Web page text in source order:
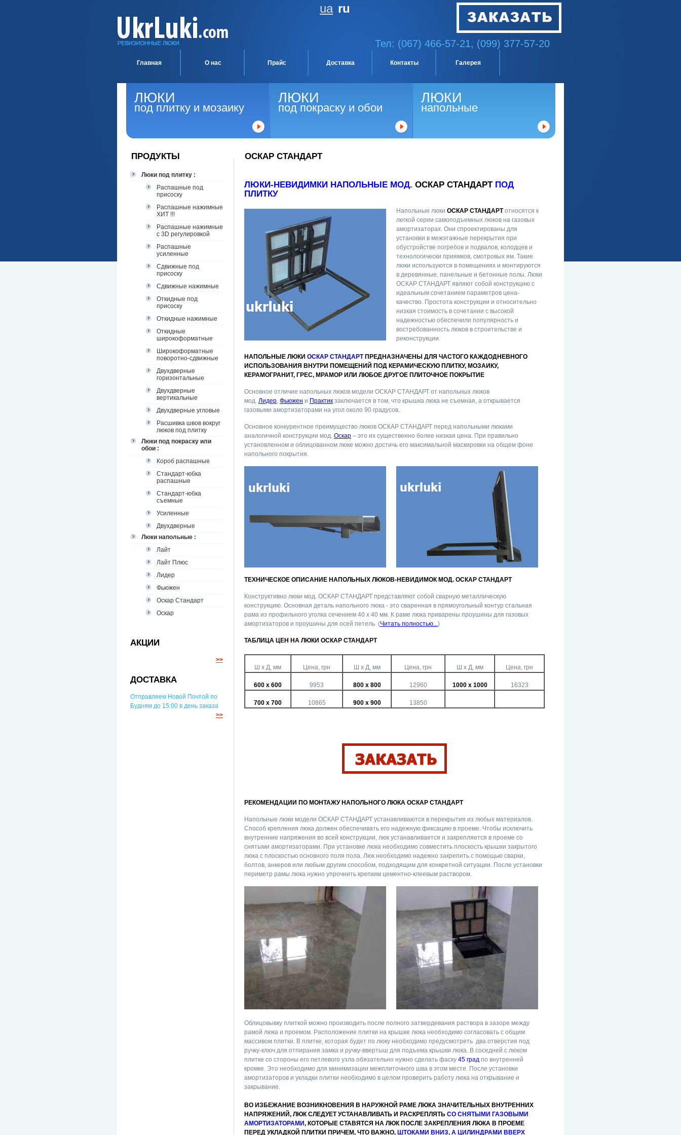
ru
ua
Тел: (067) 466-57-21, (099) 377-57-20
Главная О нас Прайс Доставка Контакты Галерея
ЛЮКИ
под плитку и мозаику
ЛЮКИ
под покраску и обои
ЛЮКИ
напольные
ПРОДУКТЫ
Люки под плитку :
Распашные под
присоску
Распашные нажимные
ХИТ !!!
Распашные нажимные
с 3D регулировкой
Распашные
усиленные
Сдвижные под
присоску
Сдвижные нажимные
Откидные под
присоску
Откидные нажимные
Откидные
широкоформатные
Широкоформатные
поворотно-сдвижные
Двухдверные
горизонтальные
Двухдверные
вертикальные
Двухдверные угловые
Расшивка швов вокруг
люков под плитку
Люки под покраску или
обои :
Короб распашные
Стандарт-юбка
распашные
Стандарт-юбка
съемные
Усиленные
Двухдверные
Люки напольные :
Лайт
Лайт Плюс
Лидер
Фьюжен
Оскар Стандарт
Оскар
АКЦИИ
>>
ДОСТАВКА
Отправляем Новой Почтой по
Будням до 15:00 в день заказа
>>
ОСКАР СТАНДАРТ
ЛЮКИ-НЕВИДИМКИ НАПОЛЬНЫЕ МОД. ОСКАР СТАНДАРТ ПОД
ПЛИТКУ
Напольные люки ОСКАР СТАНДАРТотносятся к
легкой серии самоподъемных люков на газовых
амортизаторах. Они спроектированы для
установки в межэтажные перекрытия при
обустройстве погребов и подвалов, колодцев и
технологически приямков, смотровых ям. Такие
люки используются в помещениях и монтируются
в деревянные, панельные и бетонные полы. Люки
ОСКАР СТАНДАРТ являют собой конструкцию с
идеальным сочетанием параметров цена-
качество. Простота конструкции и относительно
низкая стоимость в сочетании с высокой
надежностью обеспечили популярность и
востребованность люков в строительстве и
реконструкции.
НАПОЛЬНЫЕ ЛЮКИ ОСКАР СТАНДАРТПРЕДНАЗНАЧЕНЫ ДЛЯ ЧАСТОГО КАЖДОДНЕВНОГО
ИСПОЛЬЗОВАНИЯ ВНУТРИ ПОМЕЩЕНИЙ ПОД КЕРАМИЧЕСКУЮ ПЛИТКУ, МОЗАИКУ,
КЕРАМОГРАНИТ, ГРЕС, МРАМОР ИЛИ ЛЮБОЕ ДРУГОЕ ПЛИТОЧНОЕ ПОКРЫТИЕ
Основное отличие напольных люков модели ОСКАР СТАНДАРТ от напольных люков
мод. Лидер, Фьюжен и Практик заключается в том, что крышка люка не съемная, а открывается
газовыми амортизаторами на угол около 90 градусов.
Основное конкурентное преимущество люков ОСКАР СТАНДАРТ перед напольными люками
аналогичной конструкции мод. Оскар – это их существенно более низкая цена. При правильно
установленном и облицованном люке можно достичь его максимальной маскировки на общем фоне
напольного покрытия.
ТЕХНИЧЕСКОЕ ОПИСАНИЕ НАПОЛЬНЫХ ЛЮКОВ-НЕВИДИМОК МОД. ОСКАР СТАНДАРТ
Конструктивно люки мод. ОСКАР СТАНДАРТ представляют собой сварную металлическую
конструкцию. Основная деталь напольного люка - это сваренная в прямоугольный контур стальная
рама из профильного уголка сечением 40 х 40 мм. К раме люка приварены проушины для газовых
амортизаторов и проушины для осей петель (Читать полностью...)
ТАБЛИЦА ЦЕН НА ЛЮКИ ОСКАР СТАНДАРТ
Ш х Д, мм Цена, грн Ш х Д, мм Цена, грн Ш х Д, мм Цена, грн
600 х 600 9953 800 х 800 12960 1000 х 1000 16323
700 х 700 10865 900 х 900 13850
РЕКОМЕНДАЦИИ ПО МОНТАЖУ НАПОЛЬНОГО ЛЮКА ОСКАР СТАНДАРТ
Напольные люки модели ОСКАР СТАНДАРТ устанавливаются в перекрытия из любых материалов.
Способ крепления люка должен обеспечивать его надежную фиксацию в проеме. Чтобы исключить
внутренние напряжения во всей конструкции, люк устанавливается и закрепляется в проеме со
снятыми амортизаторами. При установке люка необходимо совместить плоскость крышки закрытого
люка с плоскостью основного поля пола. Люк необходимо надежно закрепить с помощью сварки,
болтов, анкеров или любым другим способом, подходящим для конкретной ситуации. После установки
периметр рамы люка нужно упрочнить крепким цементно-клеевым раствором.
Облицовывку плиткой можно производить после полного затвердевания раствора в зазоре между
рамой люка и проемом. Расположение плитки на крышке люка необходимо согласовать с общим
массивом плитки. В плитке, которая будет по люку необходимо предусмотреть два отверстия под
ручку-ключ для отпирания замка и ручку-ввертыш для подъема крышки люка. В соседней с люком
плитке со стороны его петлевого узла обязательно нужно сделать фаску 45 град по внутренней
кромке. Это необходимо для минимизации межплиточного шва в этом месте. После установки
амортизаторов и укладки плитки необходимо в целом проверить работу люка на открывание и
закрывание.
ВО ИЗБЕЖАНИЕ ВОЗНИКНОВЕНИЯ В НАРУЖНОЙ РАМЕ ЛЮКА ЗНАЧИТЕЛЬНЫХ ВНУТРЕННИХ
НАПРЯЖЕНИЙ, ЛЮК СЛЕДУЕТ УСТАНАВЛИВАТЬ И РАСКРЕПЛЯТЬ СО СНЯТЫМИ ГАЗОВЫМИ
АМОРТИЗАТОРАМИ, КОТОРЫЕ СТАВЯТСЯ НА ЛЮК ПОСЛЕ ЗАКРЕПЛЕНИЯ ЛЮКА В ПРОЕМЕ
ПЕРЕД УКЛАДКОЙ ПЛИТКИ ПРИЧЕМ, ЧТО ВАЖНО, ШТОКАМИ ВНИЗ, А ЦИЛИНДРАМИ ВВЕРХ